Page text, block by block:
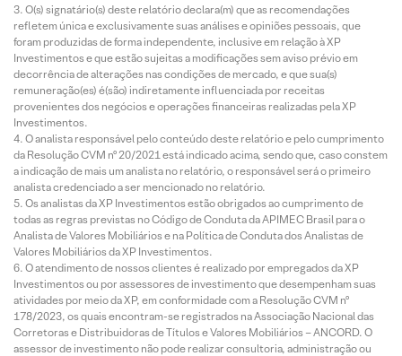
O(s) signatário(s) deste relatório declara(m) que as recomendações
refletem única e exclusivamente suas análises e opiniões pessoais, que
foram produzidas de forma independente, inclusive em relação à XP
Investimentos e que estão sujeitas a modificações sem aviso prévio em
decorrência de alterações nas condições de mercado, e que sua(s)
remuneração(es) é(são) indiretamente influenciada por receitas
provenientes dos negócios e operações financeiras realizadas pela XP
Investimentos.
O analista responsável pelo conteúdo deste relatório e pelo cumprimento
da Resolução CVM nº 20/2021 está indicado acima, sendo que, caso constem
a indicação de mais um analista no relatório, o responsável será o primeiro
analista credenciado a ser mencionado no relatório.
Os analistas da XP Investimentos estão obrigados ao cumprimento de
todas as regras previstas no Código de Conduta da APIMEC Brasil para o
Analista de Valores Mobiliários e na Política de Conduta dos Analistas de
Valores Mobiliários da XP Investimentos.
O atendimento de nossos clientes é realizado por empregados da XP
Investimentos ou por assessores de investimento que desempenham suas
atividades por meio da XP, em conformidade com a Resolução CVM nº
178/2023, os quais encontram-se registrados na Associação Nacional das
Corretoras e Distribuidoras de Títulos e Valores Mobiliários – ANCORD. O
assessor de investimento não pode realizar consultoria, administração ou